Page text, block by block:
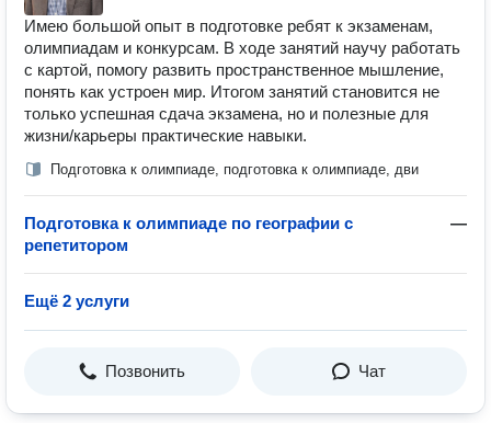
Имею большой опыт в подготовке ребят к экзаменам,
олимпиадам и конкурсам. В ходе занятий научу работать
с картой, помогу развить пространственное мышление,
понять как устроен мир. Итогом занятий становится не
только успешная сдача экзамена, но и полезные для
жизни/карьеры практические навыки.
Подготовка к олимпиаде, подготовка к олимпиаде, дви
Подготовка к олимпиаде по географии с
репетитором
—
Ещё 2 услуги
Позвонить Чат